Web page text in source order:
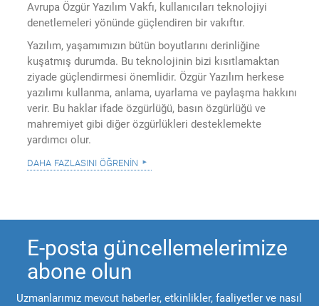
Avrupa Özgür Yazılım Vakfı, kullanıcıları teknolojiyi
denetlemeleri yönünde güçlendiren bir vakıftır.
Yazılım, yaşamımızın bütün boyutlarını derinliğine
kuşatmış durumda. Bu teknolojinin bizi kısıtlamaktan
ziyade güçlendirmesi önemlidir. Özgür Yazılım herkese
yazılımı kullanma, anlama, uyarlama ve paylaşma hakkını
verir. Bu haklar ifade özgürlüğü, basın özgürlüğü ve
mahremiyet gibi diğer özgürlükleri desteklemekte
yardımcı olur.
daha fazlasını öğrenin
E-posta güncellemelerimize
abone olun
Uzmanlarımız mevcut haberler, etkinlikler, faaliyetler ve nasıl